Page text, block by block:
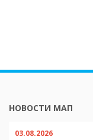
НОВОСТИ МАП
03.08.2026